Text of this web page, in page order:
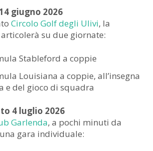
giugno 2026
Circolo Golf degli Ulivi, la
su due giornate:
Stableford a coppie
Louisiana a coppie, all’insegna
e del gioco di squadra
4 luglio 2026
Garlenda, a pochi minuti da
gara individuale: